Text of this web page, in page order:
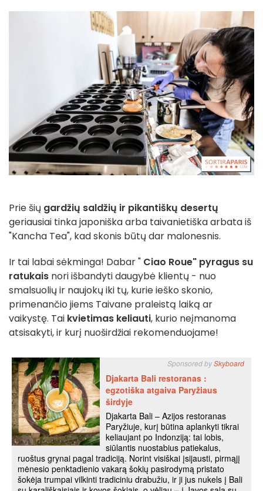
Prie šių gardžių saldžių ir pikantiškų desertų
geriausiai tinka japoniška arba taivanietiška arbata iš
"Kancha Tea", kad skonis būtų dar malonesnis.
Ir tai labai sėkminga! Dabar " Ciao Roue" pyragus su
ratukais nori išbandyti daugybė klientų - nuo
smalsuolių ir naujokų iki tų, kurie ieško skonio,
primenančio jiems Taivane praleistą laiką ar
vaikystę. Tai kvietimas keliauti, kurio neįmanoma
atsisakyti, ir kurį nuoširdžiai rekomenduojame!